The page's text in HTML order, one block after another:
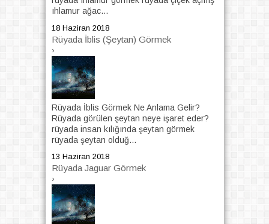
ıhlamur ağac...
18 Haziran 2018
Rüyada İblis (Şeytan) Görmek
›
Rüyada İblis Görmek Ne Anlama Gelir?
Rüyada görülen şeytan neye işaret eder?
rüyada insan kılığında şeytan görmek
rüyada şeytan olduğ...
13 Haziran 2018
Rüyada Jaguar Görmek
›